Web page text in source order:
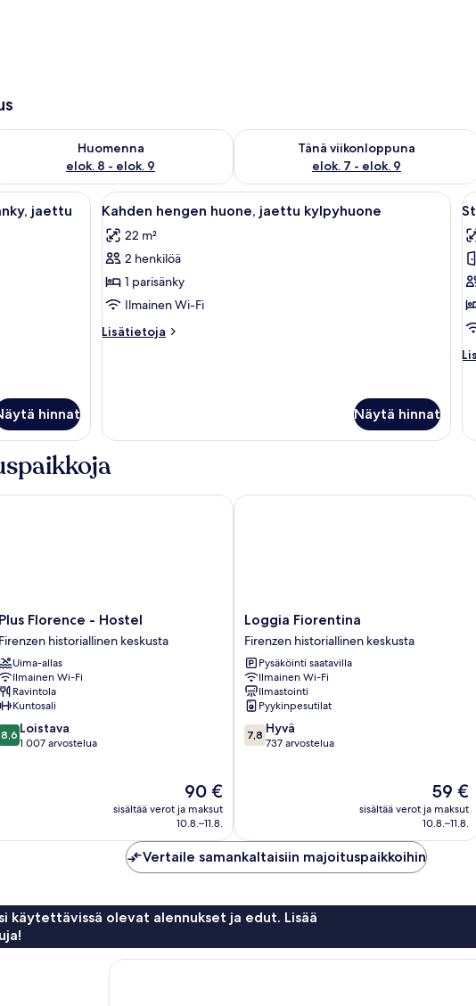
8
Huomenna
elok. 8 - elok. 9
huomisen saatavuus elok. 8 - elok. 9
Tänä viikonloppuna
elok. 7 - elok. 9
Tarkista tämän viikonlopun saatavuus
on sänky, työpöytä, tuoli ja televisio.
jaettu
hinnat
Avaa
kaikki
huonetyypin
Kahden
hengen
huone,
jaettu
kylpyhuone
Hotellihuone, jossa on sänky,
16
Kahden hengen huone, jaettu kylpyhuone
22 m²
2 henkilöä
1 parisänky
Ilmainen Wi-Fi
Lisätietoja
Lisätietoja
kylpyhuone
Näytä hinnat
Plus
Florence
-
Firenzen
historiallinen
keskusta
Plus Florence - Hostel
Firenzen historiallinen keskusta
Uima-allas
Ilmainen Wi-Fi
Ravintola
Kuntosali
8,6 Loistava
1 007 arvostelua
Hinta
on
90 €
90 €
sisältää verot ja maksut
10.8.–11.8.
Florence - Hostel
Loggia
Fiorentina
Firenzen
historiallinen
keskusta
Loggia Fiorentina
Firenzen historiallinen keskusta
Pysäköinti saatavilla
Ilmainen Wi-Fi
Ilmastointi
Pyykinpesutilat
7.8
kautta
7,8 Hyvä
737 arvostelua
Hinta
on
59 €
59 €
sisältää verot ja maksut
10.8.–11.8.
Loggia Fiorentina
Vertaile samankaltaisiin majoituspaikkoihin
käytettävissä olevat alennukset ja edut. Lisää